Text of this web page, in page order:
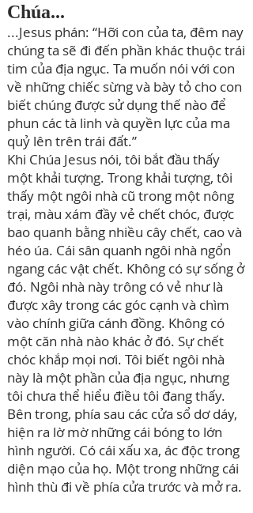
Chúa...
...Jesus phán: “Hỡi con của ta, đêm nay
chúng ta sẽ đi đến phần khác thuộc trái
tim của địa ngục. Ta muốn nói với con
về những chiếc sừng và bày tỏ cho con
biết chúng được sử dụng thế nào để
phun các tà linh và quyền lực của ma
quỷ lên trên trái đất.”
Khi Chúa Jesus nói, tôi bắt đầu thấy
một khải tượng. Trong khải tượng, tôi
thấy một ngôi nhà cũ trong một nông
trại, màu xám đầy vẻ chết chóc, được
bao quanh bằng nhiều cây chết, cao và
héo úa. Cái sân quanh ngôi nhà ngổn
ngang các vật chết. Không có sự sống ở
đó. Ngôi nhà này trông có vẻ như là
được xây trong các góc cạnh và chìm
vào chính giữa cánh đồng. Không có
một căn nhà nào khác ở đó. Sự chết
chóc khắp mọi nơi. Tôi biết ngôi nhà
này là một phần của địa ngục, nhưng
tôi chưa thể hiểu điều tôi đang thấy.
Bên trong, phía sau các cửa sổ dơ dáy,
hiện ra lờ mờ những cái bóng to lớn
hình người. Có cái xấu xa, ác độc trong
diện mạo của họ. Một trong những cái
hình thù đi về phía cửa trước và mở ra.